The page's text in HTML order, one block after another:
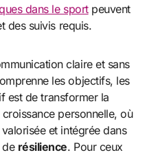
dans le sportpeuvent
des suivis requis.
claire et sans
les objectifs, les
est de transformer la
personnelle, où
et intégrée dans
de résilience. Pour ceux